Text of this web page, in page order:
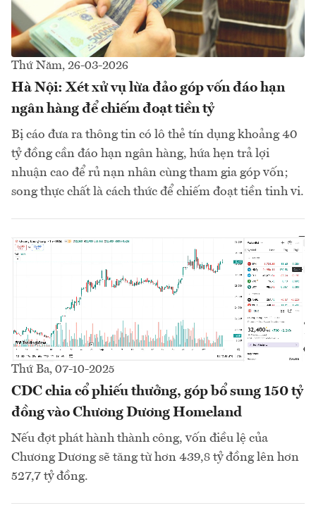
Thứ Năm, 26-03-2026
Hà Nội: Xét xử vụ lừa đảo góp vốn đáo hạn
ngân hàng để chiếm đoạt tiền tỷ
Bị cáo đưa ra thông tin có lô thẻ tín dụng khoảng 40
tỷ đồng cần đáo hạn ngân hàng, hứa hẹn trả lợi
nhuận cao để rủ nạn nhân cùng tham gia góp vốn;
song thực chất là cách thức để chiếm đoạt tiền tinh vi.
Thứ Ba, 07-10-2025
CDC chia cổ phiếu thưởng, góp bổ sung 150 tỷ
đồng vào Chương Dương Homeland
Nếu đợt phát hành thành công, vốn điều lệ của
Chương Dương sẽ tăng từ hơn 439,8 tỷ đồng lên hơn
527,7 tỷ đồng.